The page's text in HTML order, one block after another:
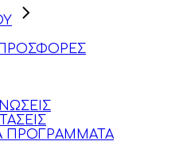
ΠΡΟΣΦΟΡΕΣ
ΠΡΟΓΡΑΜΜΑΤΑ